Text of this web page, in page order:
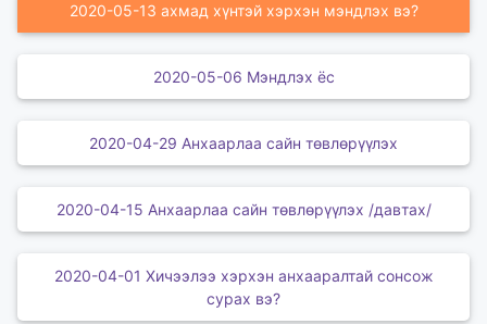
2020-05-13 ахмад хүнтэй хэрхэн мэндлэх вэ?
2020-05-06 Мэндлэх ёс
2020-04-29 Анхаарлаа сайн төвлөрүүлэх
2020-04-15 Анхаарлаа сайн төвлөрүүлэх /давтах/
2020-04-01 Хичээлээ хэрхэн анхааралтай сонсож
сурах вэ?